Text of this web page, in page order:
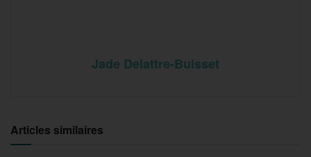
Jade Delattre-Buisset
Articles similaires